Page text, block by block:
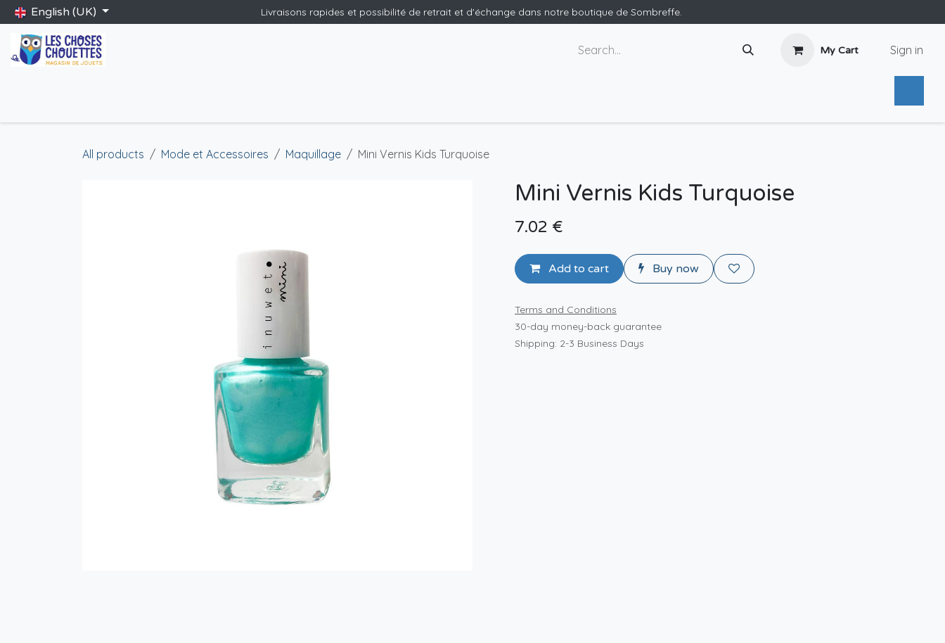
Skip to Content
English (UK) Livraisons rapides et possibilité de retrait et d'échange dans notre boutique de Sombreffe.
My Cart Sign in
All products Mode et Accessoires Maquillage Mini Vernis Kids Turquoise
Mini Vernis Kids Turquoise
7.02 €
Add to cart Buy now
Terms and Conditions
30-day money-back guarantee
Shipping: 2-3 Business Days